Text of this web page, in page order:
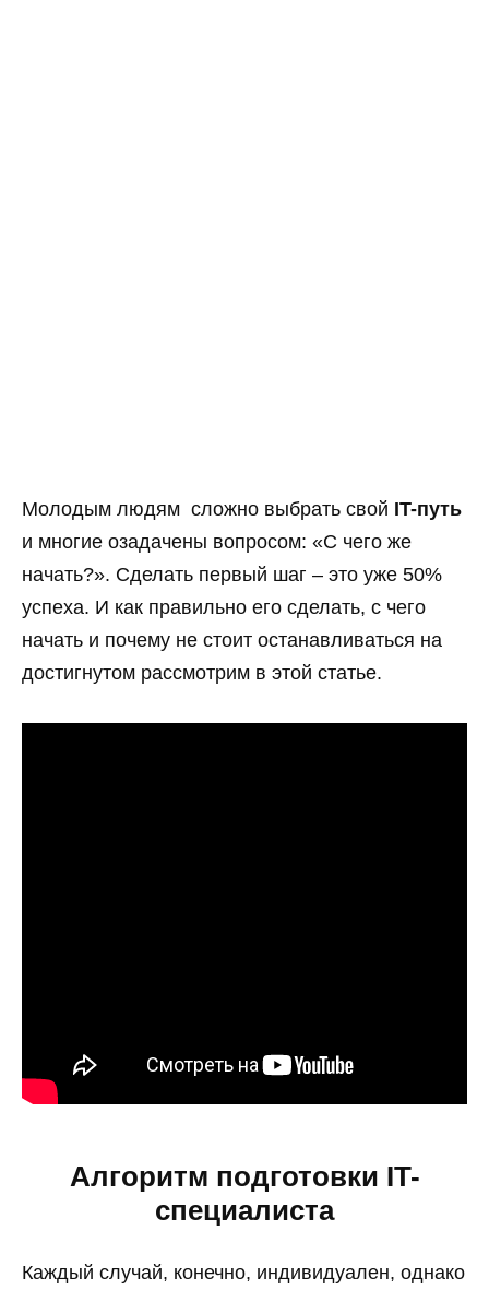
Молодым людям сложно выбрать свой IT-путь
и многие озадачены вопросом: «С чего же
начать?». Сделать первый шаг – это уже 50%
успеха. И как правильно его сделать, с чего
начать и почему не стоит останавливаться на
достигнутом рассмотрим в этой статье.
Алгоритм подготовки IT-
специалиста
Каждый случай, конечно, индивидуален, однако